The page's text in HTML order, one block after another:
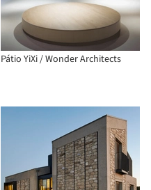
Pátio YiXi / Wonder Architects